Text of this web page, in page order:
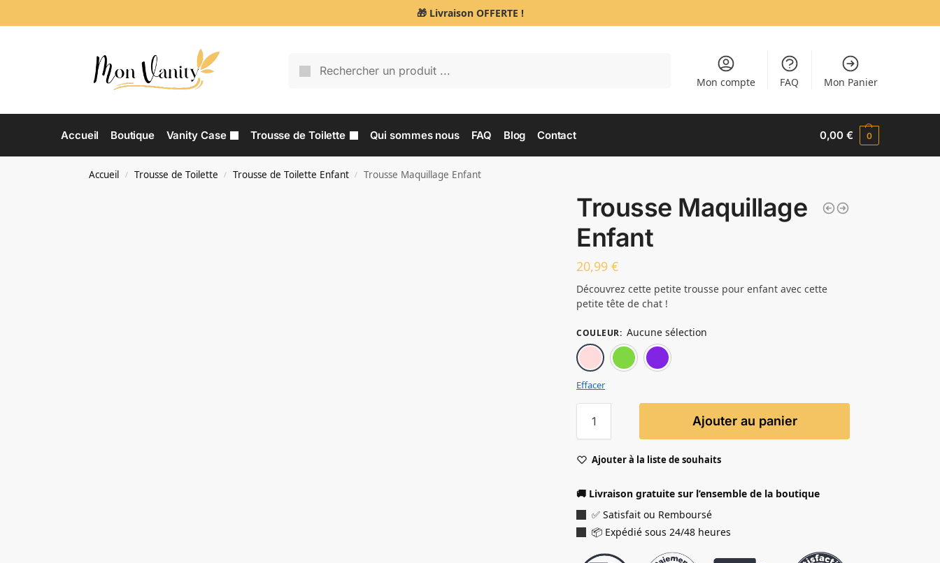
🎁 Livraison OFFERTE !
Mon compte FAQ Mon Panier
Accueil Boutique Vanity Case Trousse de Toilette Qui sommes nous FAQ Blog Contact 0,00€ 0
Accueil / Trousse de Toilette / Trousse de Toilette Enfant / Trousse Maquillage Enfant
Trousse Maquillage
Enfant
20,99€
Découvrez cette petite trousse pour enfant avec cette
petite tête de chat !
COULEUR: Aucune sélection
Chat Rose
Effacer
Ajouter au panier
Ajouter à la liste de souhaits
🚚 Livraison gratuite sur l’ensemble de la boutique
✅ Satisfait ou Remboursé
📦 Expédié sous 24/48 heures